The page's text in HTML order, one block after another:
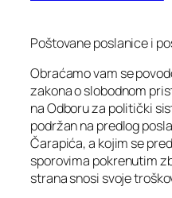
Poštovane poslanice i
Obraćamo vam se
zakona o slobodnom
na Odboru za politički
podržan na predlog
Čarapića, a kojim se
sporovima pokrenutim
strana snosi svoje